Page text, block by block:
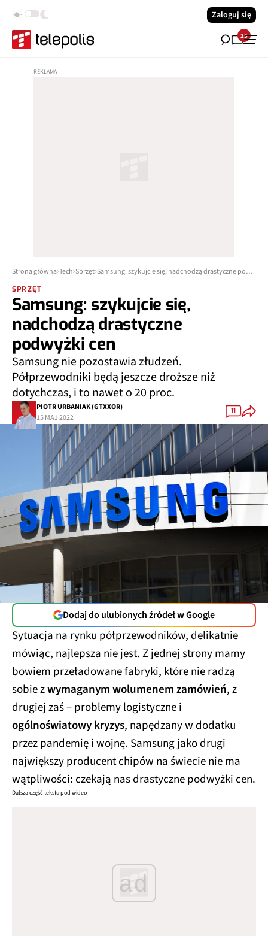
Zaloguj się
25
Strona główna Tech Sprzęt Samsung: szykujcie się, nadchodzą drastyczne podwyżki cen
SPRZĘT
Samsung: szykujcie się,
nadchodzą drastyczne
podwyżki cen
Samsung nie pozostawia złudzeń.
Półprzewodniki będą jeszcze droższe niż
dotychczas, i to nawet o 20 proc.
PIOTR URBANIAK (GTXXOR)
15 MAJ 2022
11
Dodaj do ulubionych źródeł w Google
Sytuacja na rynku półprzewodników, delikatnie
mówiąc, najlepsza nie jest. Z jednej strony mamy
bowiem przeładowane fabryki, które nie radzą
sobie zwymaganym wolumenem zamówień, z
drugiej zaś – problemy logistyczne i
ogólnoświatowy kryzys, napędzany w dodatku
przez pandemię i wojnę. Samsung jako drugi
największy producent chipów na świecie nie ma
wątpliwości: czekają nas drastyczne podwyżki cen.
Dalsza część tekstu pod wideo
ad